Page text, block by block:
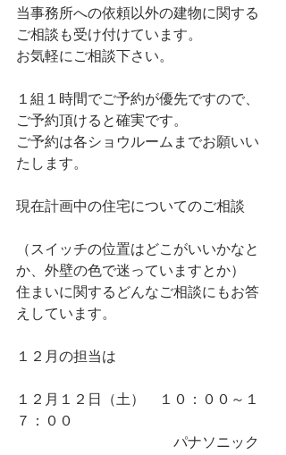
当事務所への依頼以外の建物に関する
ご相談も受け付けています。
お気軽にご相談下さい。
１組１時間でご予約が優先ですので、
ご予約頂けると確実です。
ご予約は各ショウルームまでお願いい
たします。
現在計画中の住宅についてのご相談
（スイッチの位置はどこがいいかなと
か、外壁の色で迷っていますとか）
住まいに関するどんなご相談にもお答
えしています。
１２月の担当は
１２月１２日（土）　１０：００～１
７：００
パナソニック